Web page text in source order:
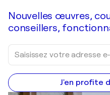
Nouvelles œuvres,
conseillers,
J'en profite